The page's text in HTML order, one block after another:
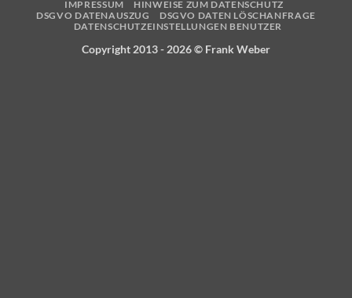
IMPRESSUM
HINWEISE ZUM DATENSCHUTZ
DSGVO DATENAUSZUG
DSGVO DATEN LÖSCHANFRAGE
DATENSCHUTZEINSTELLUNGEN BENUTZER
Copyright 2013 - 2026 © Frank Weber